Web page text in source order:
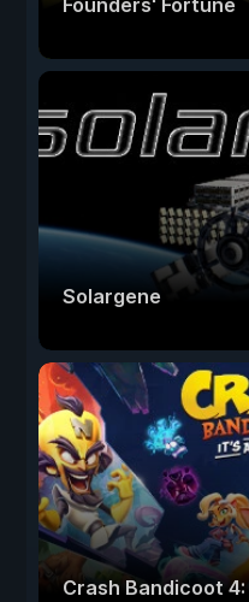
Founders' Fortune
Solargene
Crash Bandicoot